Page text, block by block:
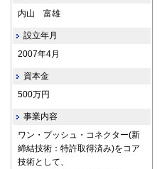
内山 富雄
設立年月
2007年4月
資本金
500万円
事業内容
ワン・プッシュ・コネクター(新
締結技術：特許取得済み)をコア
技術として、